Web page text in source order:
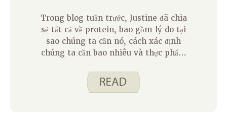
Trong blog tuần trước, Justine đã chia
sẻ tất cả về protein, bao gồm lý do tại
sao chúng ta cần nó, cách xác định
chúng ta cần bao nhiêu và thực phẩm
một mẫu kế hoạch bữa ăn một ngày cho
một nam giới 15 tuổi, một nữ 40 tuổi và